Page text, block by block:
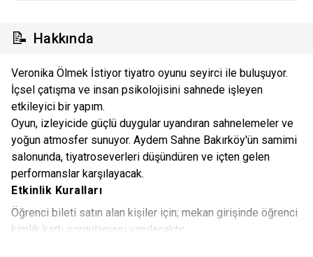
📝 Hakkında
Veronika Ölmek İstiyor tiyatro oyunu seyirci ile buluşuyor.
İçsel çatışma ve insan psikolojisini sahnede işleyen
etkileyici bir yapım.
Oyun, izleyicide güçlü duygular uyandıran sahnelemeler ve
yoğun atmosfer sunuyor. Aydem Sahne Bakırköy'ün samimi
salonunda, tiyatroseverleri düşündüren ve içten gelen
performanslar karşılayacak.
Etkinlik Kuralları
Öğrenci bileti satın alan kişiler için; mekan girişinde öğrenci
kimlik kartı sorgulaması yapılacaktır.